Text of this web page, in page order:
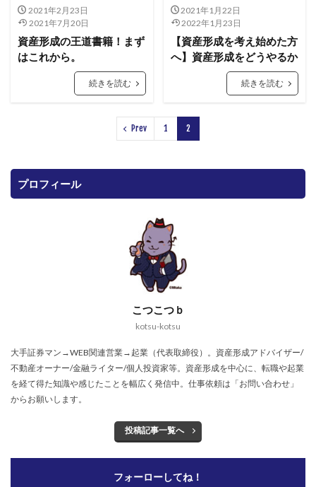
2021年2月23日
2021年7月20日
資産形成の王道書籍！まず
はこれから。
続きを読む
2021年1月22日
2022年1月23日
【資産形成を考え始めた方
へ】資産形成をどうやるか
続きを読む
Prev 1 2
プロフィール
こつこつｂ
kotsu-kotsu
大手証券マン→WEB関連営業→起業（代表取締役）。資産形成アドバイザー/
不動産オーナー/金融ライター/個人投資家等。資産形成を中心に、転職や起業
を経て得た知識や感じたことを幅広く発信中。仕事依頼は「お問い合わせ」
からお願いします。
投稿記事一覧へ
フォーローしてね！